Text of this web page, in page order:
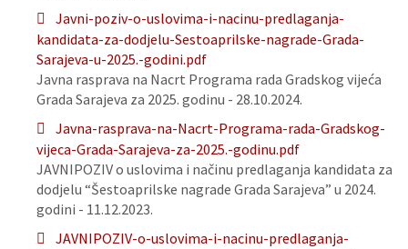
Javni-poziv-o-uslovima-i-nacinu-predlaganja-
kandidata-za-dodjelu-Sestoaprilske-nagrade-Grada-
Sarajeva-u-2025.-godini.pdf
Javna rasprava na Nacrt Programa rada Gradskog vijeća
Grada Sarajeva za 2025. godinu - 28.10.2024.
Javna-rasprava-na-Nacrt-Programa-rada-Gradskog-
vijeca-Grada-Sarajeva-za-2025.-godinu.pdf
JAVNIPOZIV o uslovima i načinu predlaganja kandidata za
dodjelu “Šestoaprilske nagrade Grada Sarajeva” u 2024.
godini - 11.12.2023.
JAVNIPOZIV-o-uslovima-i-nacinu-predlaganja-